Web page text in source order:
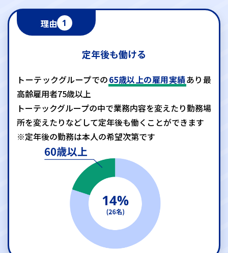
理由 1
定年後も働ける
トーテックグループでの65歳以上の雇用実績あり 最
高齢雇用者75歳以上
トーテックグループの中で業務内容を変えたり勤務場
所を変えたりなどして定年後も働くことができます
※定年後の勤務は本人の希望次第です